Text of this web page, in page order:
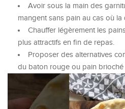
Avoir sous la main des
mangent sans pain au cas où
Chauffer légèrement les
plus attractifs en fin de repas.
Proposer des alternatives
du baton rouge ou pain